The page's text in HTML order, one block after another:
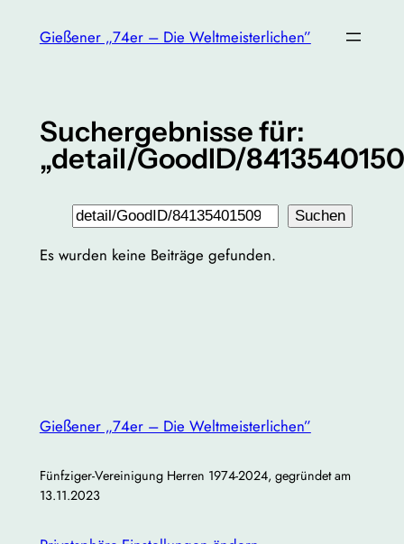
InhaltGießener „74er – Die Weltmeisterlichen”
Suchergebnisse für:
„detail/GoodID/
Suchen Suchen
Es wurden keine Beiträge gefunden.
Gießener „74er – Die Weltmeisterlichen”
Fünfziger-Vereinigung Herren 1974-2024, gegründet am
13.11.2023